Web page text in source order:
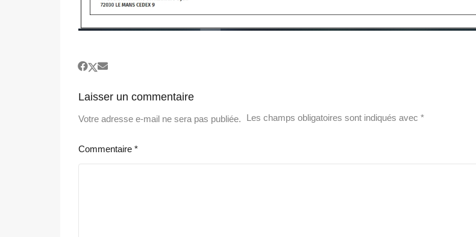
Laisser un commentaire
Votre adresse e-mail ne sera pas publiée. Les champs obligatoires sont indiqués avec *
Commentaire *